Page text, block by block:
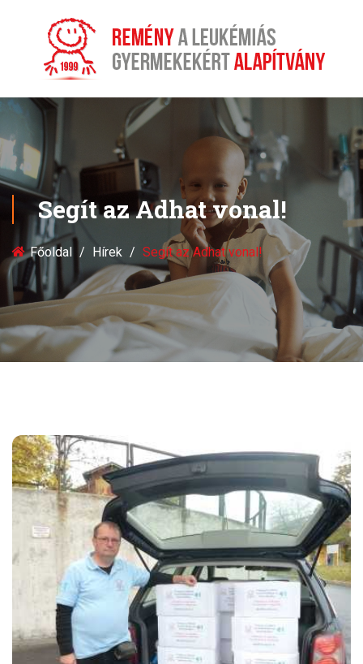
Segít az Adhat vonal!
Főoldal Hírek Segít az Adhat vonal!